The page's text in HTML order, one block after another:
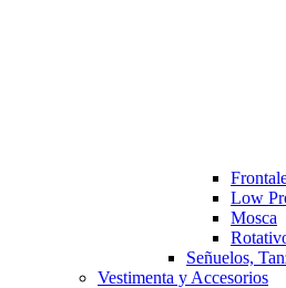
Low
Mosca
Señuelos,
Vestimenta y Accesorios